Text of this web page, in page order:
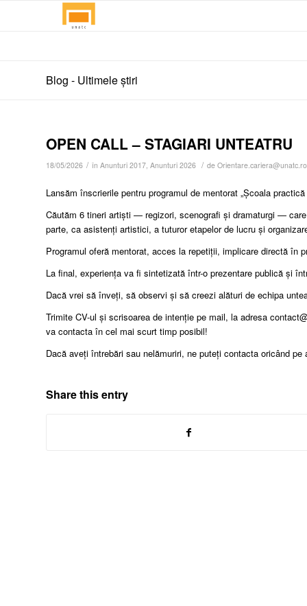
Blog - Ultimele știri
OPEN CALL – STAGIARI UNTEATRU
18/05/2026 / în Anunturi 2017, Anunturi 2026 / de Orientare.cariera@unatc.ro
Lansăm înscrierile pentru programul de mentorat „Școala
Căutăm 6 tineri artiști — regizori, scenografi și dramaturgi —
parte, ca asistenți artistici, a tuturor etapelor de lucru și
Programul oferă mentorat, acces la repetiții, implicare directă în
La final, experiența va fi sintetizată într-o prezentare publică și
Dacă vrei să înveți, să observi și să creezi alături de echipa
Trimite CV-ul și scrisoarea de intenție pe mail, la adresa
va contacta în cel mai scurt timp posibil!
Dacă aveți întrebări sau nelămuriri, ne puteți contacta oricând
Share this entry